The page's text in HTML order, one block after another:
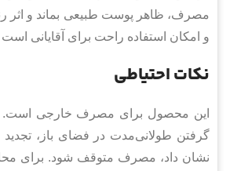
مصرف، ظاهر پوست طبیعی بماند و اثر
و امکان استفاده راحت برای آقایانی
نکات احتیاطی
این محصول برای مصرف خارجی است.
گرفتن طولانی‌مدت در فضای باز،
نشان داد، مصرف متوقف شود. برای